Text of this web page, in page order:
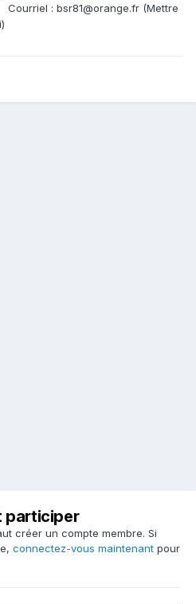
Courriel : bsr81@orange.fr (Mettre
participer
créer un compte membre. Si
connectez-vous maintenant pour